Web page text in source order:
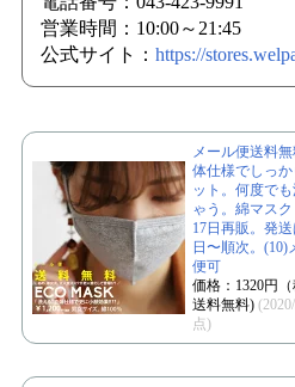
営業時間：10:00～21:45
公式サイト： https://
メール便送料
体仕様でしっか
ット。何度で
ゃう。綿マスク
17日再販。発
日〜順次。(10)
便可
価格：1320円（
送料無料)
点)